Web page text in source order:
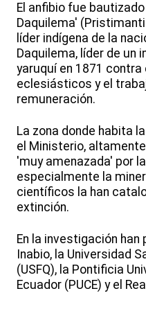
El anfibio fue
Daquilema'
líder indígena de la
Daquilema, líder de un
yaruquí en 1871
eclesiásticos y el
remuneración.
La zona donde habita
el Ministerio,
'muy amenazada' por
especialmente la
científicos la han
extinción.
En la investigación
Inabio, la Universidad
(USFQ), la Pontificia
Ecuador (PUCE) y el